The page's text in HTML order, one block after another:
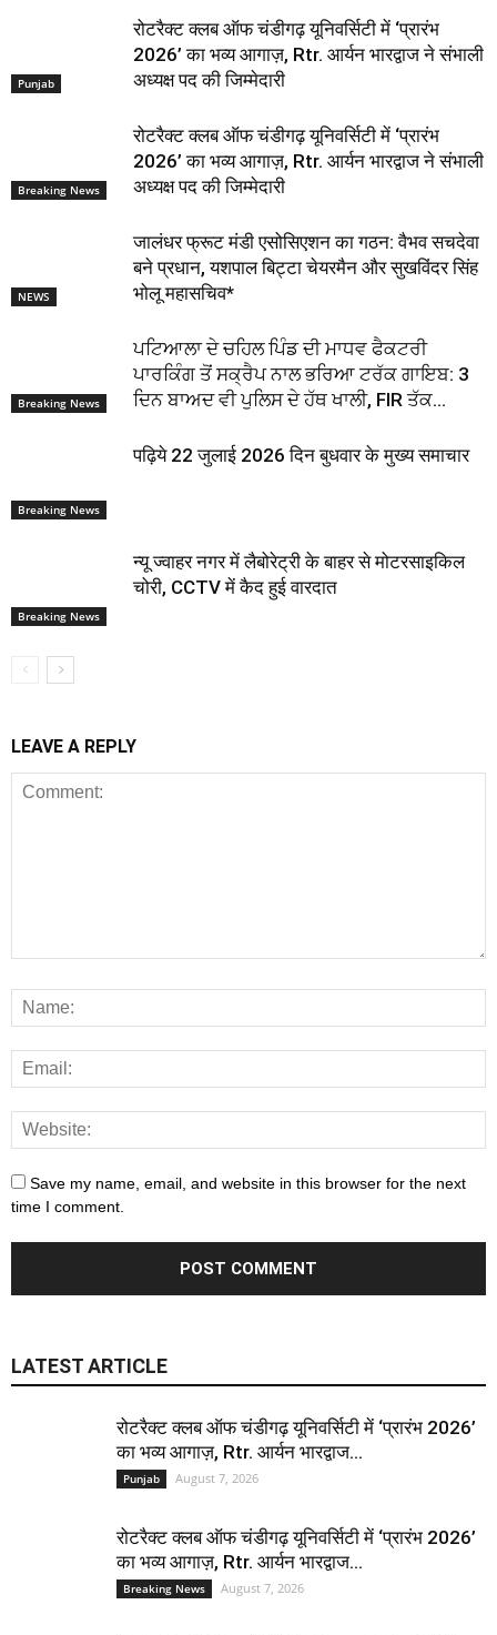
Punjab
रोटरैक्ट क्लब ऑफ चंडीगढ़ यूनिवर्सिटी में ‘प्रारंभ
2026’ का भव्य आगाज़, Rtr. आर्यन भारद्वाज ने संभाली
अध्यक्ष पद की जिम्मेदारी
Breaking News
रोटरैक्ट क्लब ऑफ चंडीगढ़ यूनिवर्सिटी में ‘प्रारंभ
2026’ का भव्य आगाज़, Rtr. आर्यन भारद्वाज ने संभाली
अध्यक्ष पद की जिम्मेदारी
NEWS
जालंधर फ्रूट मंडी एसोसिएशन का गठन: वैभव सचदेवा
बने प्रधान, यशपाल बिट्टा चेयरमैन और सुखविंदर सिंह
भोलू महासचिव*
Breaking News
ਪਟਿਆਲਾ ਦੇ ਚਹਿਲ ਪਿੰਡ ਦੀ ਮਾਧਵ ਫੈਕਟਰੀ
ਪਾਰਕਿੰਗ ਤੋਂ ਸਕ੍ਰੈਪ ਨਾਲ ਭਰਿਆ ਟਰੱਕ ਗਾਇਬ: 3
ਦਿਨ ਬਾਅਦ ਵੀ ਪੁਲਿਸ ਦੇ ਹੱਥ ਖਾਲੀ, FIR ਤੱਕ...
Breaking News
पढ़िये 22 जुलाई 2026 दिन बुधवार के मुख्य समाचार
Breaking News
न्यू ज्वाहर नगर में लैबोरेट्री के बाहर से मोटरसाइकिल
चोरी, CCTV में कैद हुई वारदात
LEAVE A REPLY
Save my name, email, and website in this browser for the next
time I comment.
LATEST ARTICLE
रोटरैक्ट क्लब ऑफ चंडीगढ़ यूनिवर्सिटी में ‘प्रारंभ 2026’
का भव्य आगाज़, Rtr. आर्यन भारद्वाज...
Punjab August 7, 2026
रोटरैक्ट क्लब ऑफ चंडीगढ़ यूनिवर्सिटी में ‘प्रारंभ 2026’
का भव्य आगाज़, Rtr. आर्यन भारद्वाज...
Breaking News August 7, 2026